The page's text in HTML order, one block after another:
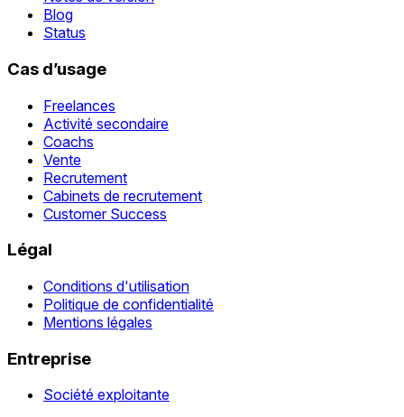
Blog
Status
Cas d’usage
Freelances
Activité secondaire
Coachs
Vente
Recrutement
Cabinets de recrutement
Customer Success
Légal
Conditions d'utilisation
Politique de confidentialité
Mentions légales
Entreprise
Société exploitante